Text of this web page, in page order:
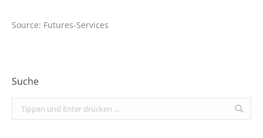
Source: Futures-Services
Suche
Search: